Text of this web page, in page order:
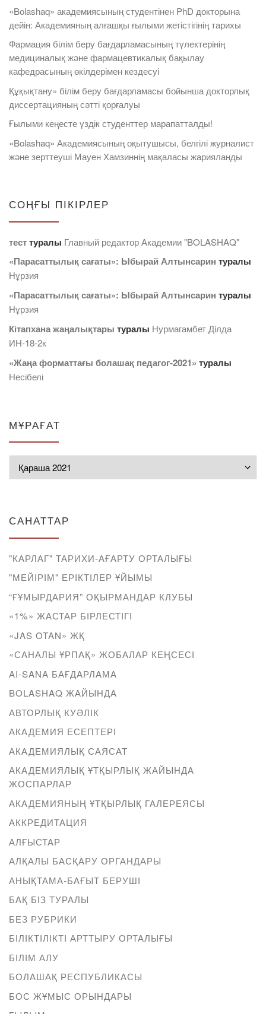
«Bolashaq» академиясының студентінен PhD докторына
дейін: Академияның алғашқы ғылыми жетістігінің тарихы
Фармация білім беру бағдарламасының түлектерінің
медициналық және фармацевтикалық бақылау
кафедрасының өкілдерімен кездесуі
Құқықтану» білім беру бағдарламасы бойынша докторлық
диссертацияның сәтті қорғалуы
Ғылыми кеңесте үздік студенттер марапатталды!
«Bolashaq» Академиясының оқытушысы, белгілі журналист
және зерттеуші Мауен Хамзиннің мақаласы жарияланды
СОҢҒЫ ПІКІРЛЕР
тесттуралы Главный редактор Академии "BOLASHAQ"
«Парасаттылық сағаты»: Ыбырай Алтынсарин туралы
Нұрзия
«Парасаттылық сағаты»: Ыбырай Алтынсарин туралы
Нұрзия
Кітапхана жаңалықтары туралы Нурмагамбет Дiлда
ИН-18-2к
«Жаңа форматтағы болашақ педагог-2021» туралы
Несібелі
МҰРАҒАТ
САНАТТАР
"КАРЛАГ" ТАРИХИ-АҒАРТУ ОРТАЛЫҒЫ
"МЕЙІРІМ" ЕРІКТІЛЕР ҰЙЫМЫ
“ҒҰМЫРДАРИЯ” ОҚЫРМАНДАР КЛУБЫ
«1%» ЖАСТАР БІРЛЕСТІГІ
«JAS OTAN» ЖҚ
«САНАЛЫ ҰРПАҚ» ЖОБАЛАР КЕҢСЕСІ
AI-SANA БАҒДАРЛАМА
BOLASHAQ ЖАЙЫНДА
АВТОРЛЫҚ КУӘЛІК
АКАДЕМИЯ ЕСЕПТЕРІ
АКАДЕМИЯЛЫҚ САЯСАТ
АКАДЕМИЯЛЫҚ ҰТҚЫРЛЫҚ ЖАЙЫНДА
ЖОСПАРЛАР
АКАДЕМИЯНЫҢ ҰТҚЫРЛЫҚ ГАЛЕРЕЯСЫ
АККРЕДИТАЦИЯ
АЛҒЫСТАР
АЛҚАЛЫ БАСҚАРУ ОРГАНДАРЫ
АНЫҚТАМА-БАҒЫТ БЕРУШІ
БАҚ БІЗ ТУРАЛЫ
БЕЗ РУБРИКИ
БІЛІКТІЛІКТІ АРТТЫРУ ОРТАЛЫҒЫ
БІЛІМ АЛУ
БОЛАШАҚ РЕСПУБЛИКАСЫ
БОС ЖҰМЫС ОРЫНДАРЫ